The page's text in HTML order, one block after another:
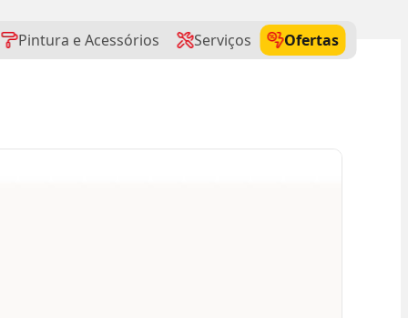
Pintura e Acessórios Serviços
Ofertas